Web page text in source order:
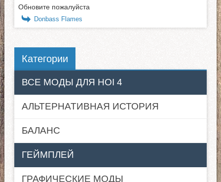
Обновите пожалуйста
Donbass Flames
Категории
ВСЕ МОДЫ ДЛЯ HOI 4
АЛЬТЕРНАТИВНАЯ ИСТОРИЯ
БАЛАНС
ГЕЙМПЛЕЙ
ГРАФИЧЕСКИЕ МОДЫ